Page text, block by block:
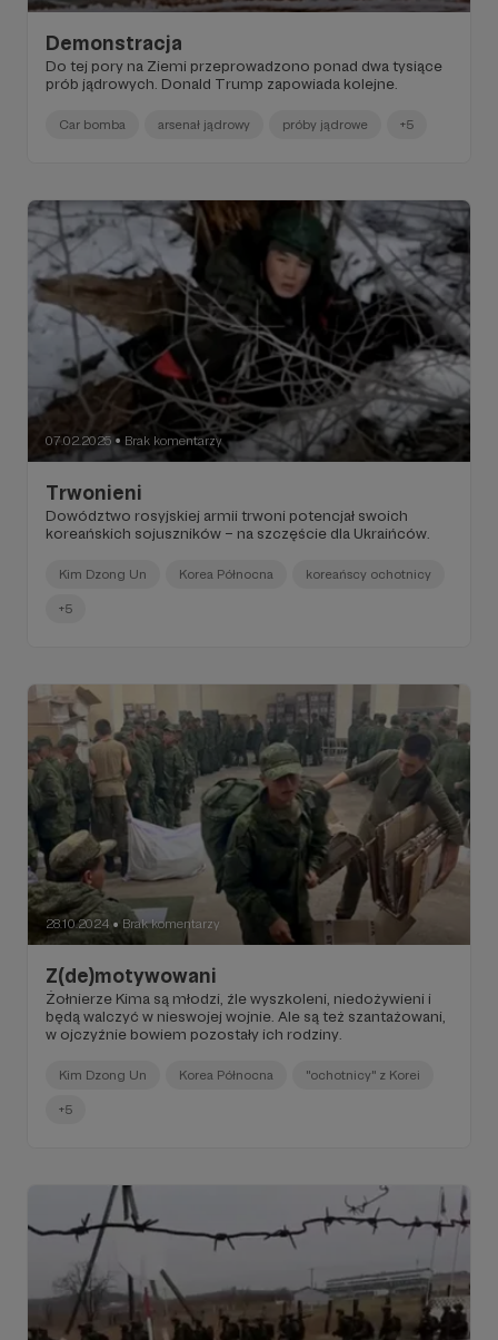
Demonstracja
Do tej pory na Ziemi przeprowadzono ponad dwa tysiące
prób jądrowych. Donald Trump zapowiada kolejne.
Car bomba arsenał jądrowy próby jądrowe +5
07.02.2025 ● Brak komentarzy
Trwonieni
Dowództwo rosyjskiej armii trwoni potencjał swoich
koreańskich sojuszników – na szczęście dla Ukraińców.
Kim Dzong Un Korea Północna koreańscy ochotnicy
+5
28.10.2024 ● Brak komentarzy
Z(de)motywowani
Żołnierze Kima są młodzi, źle wyszkoleni, niedożywieni i
będą walczyć w nieswojej wojnie. Ale są też szantażowani,
w ojczyźnie bowiem pozostały ich rodziny.
Kim Dzong Un Korea Północna "ochotnicy" z Korei
+5